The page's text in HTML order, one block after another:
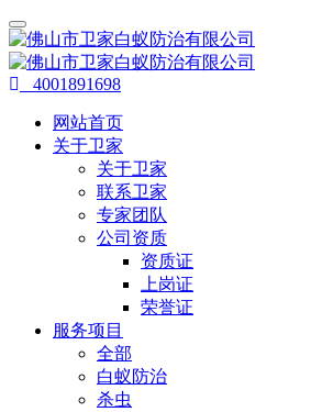
4001891698
网站首页
关于卫家
关于卫家
联系卫家
专家团队
公司资质
资质证
上岗证
荣誉证
服务项目
全部
白蚁防治
杀虫